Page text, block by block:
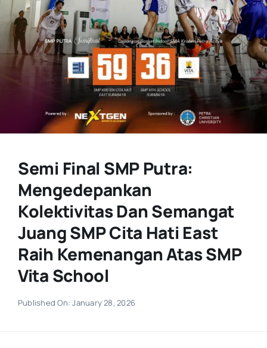
Semi Final SMP Putra:
Mengedepankan
Kolektivitas Dan Semangat
Juang SMP Cita Hati East
Raih Kemenangan Atas SMP
Vita School
Published On: January 28, 2026